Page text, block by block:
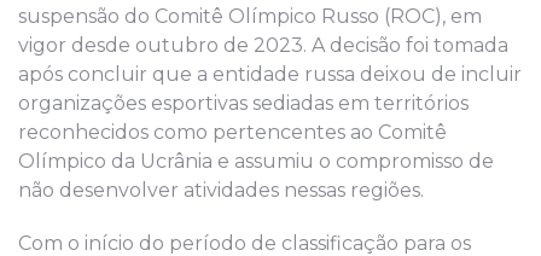
suspensão do Comitê Olímpico Russo (ROC), em
vigor desde outubro de 2023. A decisão foi tomada
após concluir que a entidade russa deixou de incluir
organizações esportivas sediadas em territórios
reconhecidos como pertencentes ao Comitê
Olímpico da Ucrânia e assumiu o compromisso de
não desenvolver atividades nessas regiões.
Com o início do período de classificação para os